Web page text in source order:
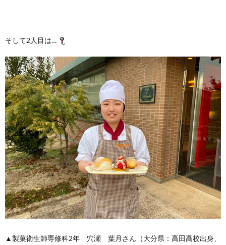
そして2人目は…
▲製菓衛生師専修科2年 穴瀬 葉月さん（大分県：高田高校出身、